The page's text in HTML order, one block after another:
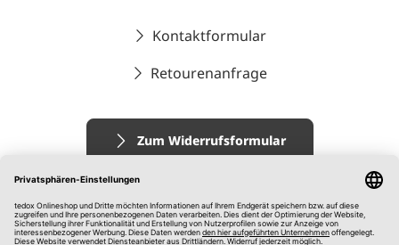
Kontaktformular
Retourenanfrage
Zum Widerrufsformular
Impressum